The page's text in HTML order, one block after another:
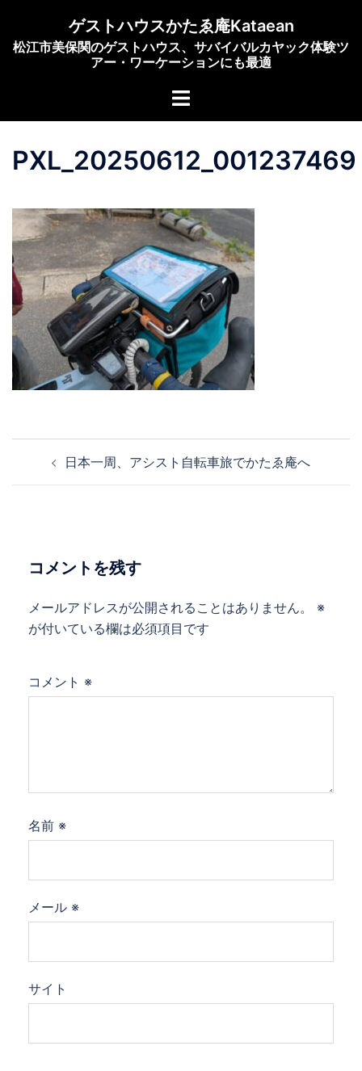
ゲストハウスかたゑ庵Kataean
松江市美保関のゲストハウス、サバイバルカヤック体験ツ
アー・ワーケーションにも最適
ト
メ
ー
PXL_20250612_001237469
ョ
ン
日本一周、アシスト自転車旅でかたゑ庵へ
コメントを残す
メールアドレスが公開されることはありません。
※
が付いている欄は必須項目です
コメント ※
名前 ※
メール ※
サイト